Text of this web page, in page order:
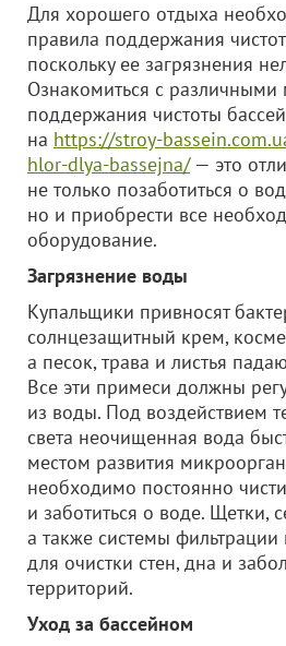
Для хорошего отдыха
правила поддержания
поскольку ее загрязнения
Ознакомиться с различными
поддержания чистоты
на https://stroy-
hlor-dlya-bassejna/— это
не только позаботиться о
но и приобрести все
оборудование.
Загрязнение воды
Купальщики привносят
солнцезащитный крем,
а песок, трава и листья
Все эти примеси должны
из воды. Под воздействием
света неочищенная вода
местом развития
необходимо постоянно
и заботиться о воде. Щетки,
а также системы фильтрации
для очистки стен, дна и
территорий.
Уход за бассейном